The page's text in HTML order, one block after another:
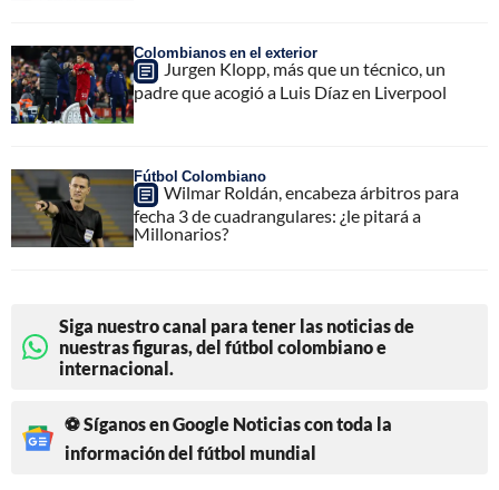
Colombianos en el exterior
Jurgen Klopp, más que un técnico, un
padre que acogió a Luis Díaz en Liverpool
Fútbol Colombiano
Wilmar Roldán, encabeza árbitros para
fecha 3 de cuadrangulares: ¿le pitará a
Millonarios?
Siga nuestro canal para tener las noticias de
nuestras figuras, del fútbol colombiano e
internacional.
⚽ Síganos en Google Noticias con toda la
información del fútbol mundial